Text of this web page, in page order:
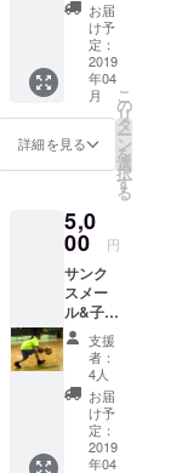
んでも
らいた
い！そ
んな皆
様に！
お礼の
メッ
セージ
をメー
送りさ
せて頂
きま
す。 ※
支援金
額は支
援画面
で変更
可能な
ので、
希望支
援額を
設定し
お届
け予
定：
2019
年04
月
詳細を見る
こ
の
リ
タ
ー
ン
を
選
択
す
る
5,0
00 円
サンク
スメー
ル&子供
達から
のあり
がとう
レター
感謝の
気持ち
を込め
てお手
支援
者：
4人
お届
け予
定：
2019
年04